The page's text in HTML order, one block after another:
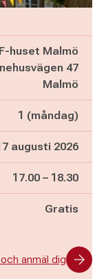
huset Malmö
47
Malmö
1 (måndag)
augusti 2026
Pågår mellan
17.00 – och
18.30
Gratis
anmäl dig